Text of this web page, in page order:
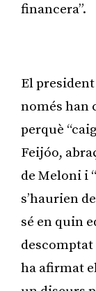
financera”.
El
només han
perquè
Feijóo,
de Meloni i
s’haurien
sé en quin
descomptat
ha afirmat